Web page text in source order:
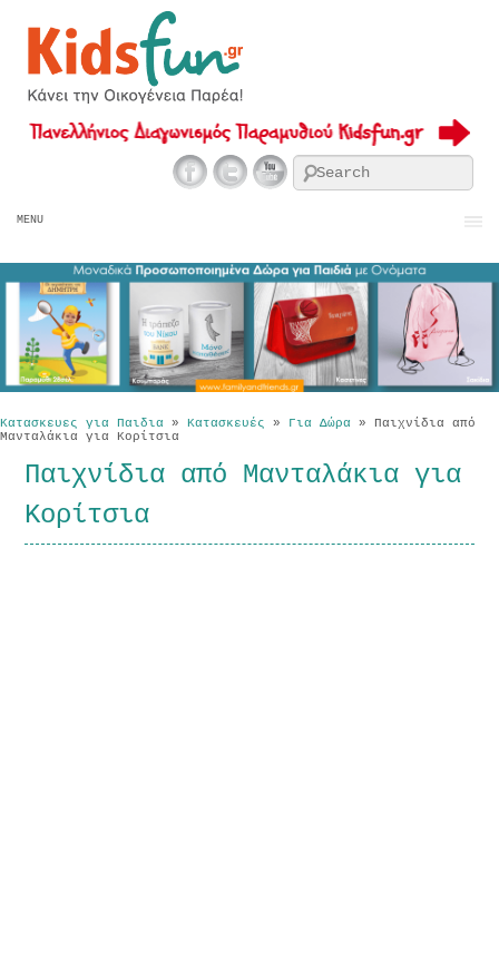
MENU
Κατασκευες για Παιδια » Κατασκευές » Για Δώρα » Παιχνίδια από
Μανταλάκια για Κορίτσια
Παιχνίδια από Μανταλάκια για
Κορίτσια